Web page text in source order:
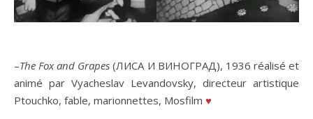
–The Fox and Grapes (ЛИСА И ВИНОГРАД), 1936 réalisé et
animé par Vyacheslav Levandovsky, directeur artistique
Ptouchko, fable, marionnettes, Mosfilm ♥